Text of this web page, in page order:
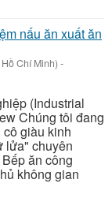
nấu ăn xuất ăn
Chí Minh) -
(Industrial
Chúng tôi đang
giàu kinh
lửa" chuyên
ăn công
không gian